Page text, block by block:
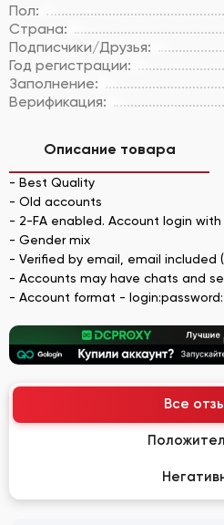
Пол:
Страна:
Подписчики/Друзья:
Год регистрации:
Заполнение:
Верификация:
Описание товара
- Best Quality
- Old accounts
- 2-FA enabled. Account login with
- Gender mix
- Verified by email, email included
- Accounts may have chats and
- Account format -
Все